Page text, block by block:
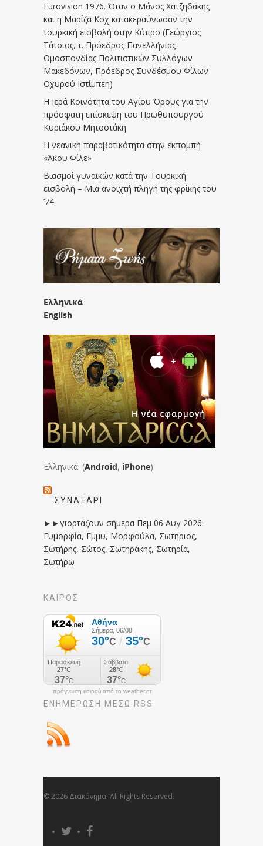
Eurovision 1976. Όταν ο Μάνος Χατζηδάκης
και η Μαρίζα Κοχ κατακεραύνωσαν την
τουρκική εισβολή στην Κύπρο (Γεώργιος
Τάτσιος, τ. Πρόεδρος Πανελλήνιας
Ομοσπονδίας Πολιτιστικών Συλλόγων
Μακεδόνων, Πρόεδρος Συνδέσμου Φίλων
Οχυρού Ιστίμπεη)
Η Ιερά Κοινότητα του Αγίου Όρους για την
πρόσφατη επίσκεψη του Πρωθυπουργού
Κυριάκου Μητσοτάκη
Η νεανική παραβατικότητα στην εκπομπή
«Άκου Φίλε»
Βιασμοί γυναικών κατά την Τουρκική
εισβολή – Μια ανοιχτή πληγή της φρίκης του
’74
Ελληνικά
English
Ελληνικά: (Android, iPhone)
ΣΥΝΑΞΆΡΙ
►►γιορτάζουν σήμερα Πεμ 06 Αυγ 2026:
Ευμορφία, Εμμυ, Μορφούλα, Σωτήριος,
Σωτήρης, Σώτος, Σωτηράκης, Σωτηρία,
Σωτήρω
ΚΑΙΡΟΣ
πρόγνωση καιρού από το weather.gr
ΕΝΗΜΈΡΩΣΉ ΜΕΣΩ RSS
© 2026 Διακόνημα. All Rights Reserved.